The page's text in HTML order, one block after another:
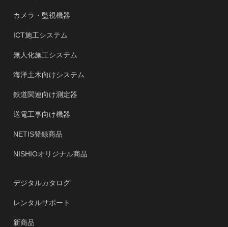
カメラ・監視機器
ICT施工システム
無人化施工システム
海洋土木向けシステム
鉄道関連向け測定器
送電工事向け機器
NETIS登録商品
NISHIOオリジナル商品
デジタルカタログ
レンタルサポート
新商品